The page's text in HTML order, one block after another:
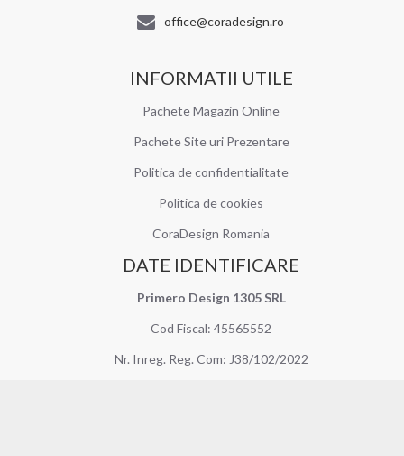
office@coradesign.ro
INFORMATII UTILE
Pachete Magazin Online
Pachete Site uri Prezentare
Politica de confidentialitate
Politica de cookies
CoraDesign Romania
DATE IDENTIFICARE
Primero Design 1305 SRL
Cod Fiscal: 45565552
Nr. Inreg. Reg. Com: J38/102/2022